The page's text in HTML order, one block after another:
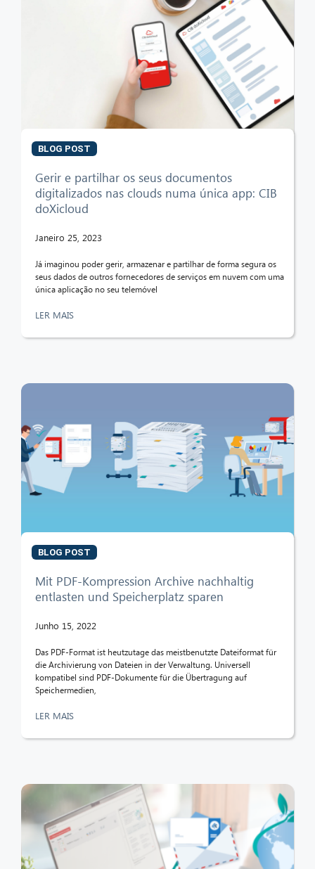
BLOG POST
Gerir e partilhar os seus documentos
digitalizados nas clouds numa única app: CIB
doXicloud
Janeiro 25, 2023
Já imaginou poder gerir, armazenar e partilhar de forma segura os
seus dados de outros fornecedores de serviços em nuvem com uma
única aplicação no seu telemóvel
LER MAIS
BLOG POST
Mit PDF-Kompression Archive nachhaltig
entlasten und Speicherplatz sparen
Junho 15, 2022
Das PDF-Format ist heutzutage das meistbenutzte Dateiformat für
die Archivierung von Dateien in der Verwaltung. Universell
kompatibel sind PDF-Dokumente für die Übertragung auf
Speichermedien,
LER MAIS